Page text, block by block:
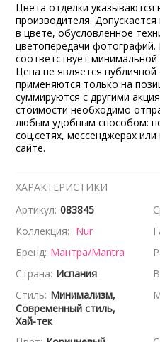
Цвета отделки указываются
производителя.
в цвете, обусловленное
цветопередачи
соответствует
Цена не является
применяются только на
суммируются с другими
стоимости необходимо
любым удобным способом:
соц.сетях, мессенджерах
сайте.
ХАРАКТЕРИСТИКИ
Артикул: 083845
Коллекция: Nur
Бренд: Мантра/Mantra
Страна: Испания
Стиль: Минимализм,
Современный стиль,
Хай-тек